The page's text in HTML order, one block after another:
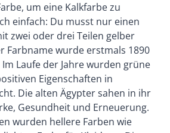
um eine Kalkfarbe zu
einfach: Du musst nur einen
zwei oder drei Teilen gelber
Farbname wurde erstmals 1890
Laufe der Jahre wurden grüne
Eigenschaften in
Die alten Ägypter sahen in ihr
Gesundheit und Erneuerung.
wurden hellere Farben wie